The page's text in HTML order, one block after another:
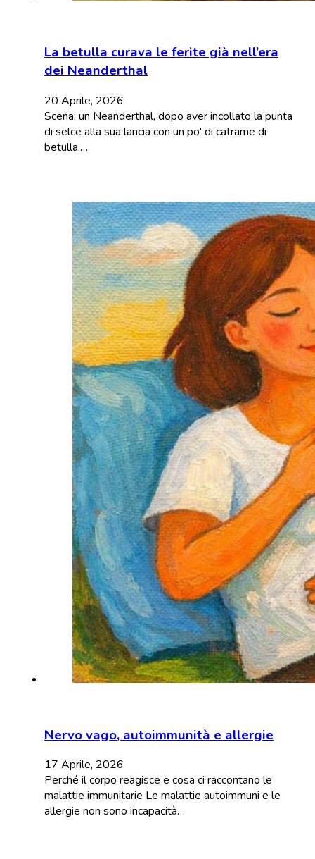
La betulla curava le ferite già nell’era
dei Neanderthal
20 Aprile, 2026
Scena: un Neanderthal, dopo aver incollato la punta
di selce alla sua lancia con un po' di catrame di
betulla,…
Nervo vago, autoimmunità e allergie
17 Aprile, 2026
Perché il corpo reagisce e cosa ci raccontano le
malattie immunitarie Le malattie autoimmuni e le
allergie non sono incapacità…